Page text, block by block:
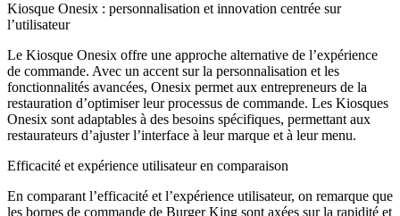
Kiosque Onesix : personnalisation et innovation centrée sur
l’utilisateur
Le Kiosque Onesix offre une approche alternative de l’expérience
de commande. Avec un accent sur la personnalisation et les
fonctionnalités avancées, Onesix permet aux entrepreneurs de la
restauration d’optimiser leur processus de commande. Les Kiosques
Onesix sont adaptables à des besoins spécifiques, permettant aux
restaurateurs d’ajuster l’interface à leur marque et à leur menu.
Efficacité et expérience utilisateur en comparaison
En comparant l’efficacité et l’expérience utilisateur, on remarque que
les bornes de commande de Burger King sont axées sur la rapidité et